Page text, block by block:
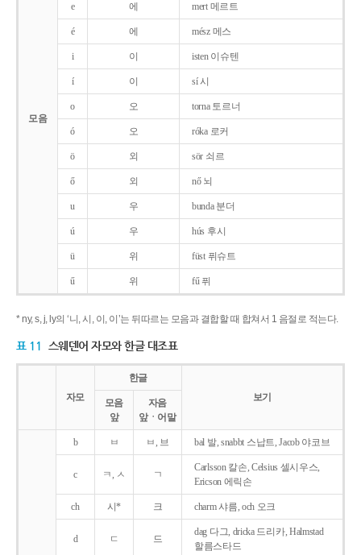
모음
e 에 mert 메르트
é 에 mész 메스
i 이 isten 이슈텐
í 이 sí 시
o 오 torna 토르너
ó 오 róka 로커
ö 외 sör 쇠르
ő 외 nő 뇌
u 우 bunda 분더
ú 우 hús 후시
ü 위 füst 퓌슈트
ű 위 fű 퓌
* ny, s, j, ly의 ‘니, 시, 이, 이’는 뒤따르는 모음과 결합할 때 합쳐서 1 음절로 적는다.
표 11 스웨덴어 자모와 한글 대조표
자모
한글
보기
모음
앞
자음
앞ㆍ어말
b ㅂ ㅂ, 브 bal 발, snabbt 스납트, Jacob 야코브
c ㅋ, ㅅ ㄱ
Carlsson 칼손, Celsius 셀시우스,
Ericson 에릭손
ch 시* 크 charm 샤름, och 오크
d ㄷ 드
dag 다그, dricka 드리카, Halmstad
할름스타드